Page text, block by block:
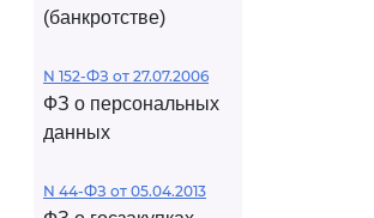
(банкротстве)
N 152-ФЗ от 27.07.2006
ФЗ о персональных
данных
N 44-ФЗ от 05.04.2013